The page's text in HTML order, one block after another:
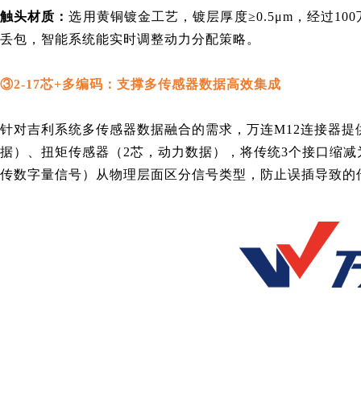
触头材质：选用黄铜镀金工艺，镀层厚度≥0.5μm，经过
丢包， 智能系统能实时调整动力分配策略。
③2-17芯+多编码：支撑多传感器数据高效集成
针对吉利系统多传感器数据融合的需求，万连M12连接器
据）、扭矩传感器（2芯，动力数据），将传统3个接口缩
传数字量信号）从物理层面区分信号类型，防止误插导致